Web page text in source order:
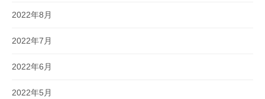
2022年8月
2022年7月
2022年6月
2022年5月